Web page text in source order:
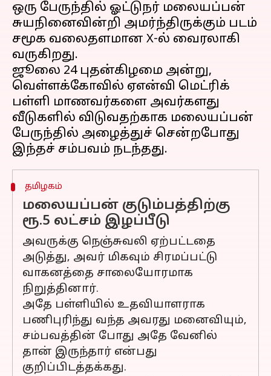
ஒரு பேருந்தில் ஓட்டுநர் மலையப்பன்
சுயநினைவின்றி அமர்ந்திருக்கும் படம்
சமூக வலைதளமான X-ல் வைரலாகி
வருகிறது.
ஜூலை 24 புதன்கிழமை அன்று,
வெள்ளக்கோவில் ஏஎன்வி மெட்ரிக்
பள்ளி மாணவர்களை அவர்களது
வீடுகளில் விடுவதற்காக மலையப்பன்
பேருந்தில் அழைத்துச் சென்றபோது
தமிழகம்
மலையப்பன் குடும்பத்திற்கு
ரூ.5 லட்சம் இழப்பீடு
அவருக்கு நெஞ்சுவலி ஏற்பட்டதை
அடுத்து, அவர் மிகவும் சிரமப்பட்டு
வாகனத்தை சாலையோரமாக
நிறுத்தினார்.
அதே பள்ளியில் உதவியாளராக
பணிபுரிந்து வந்த அவரது மனைவியும்,
சம்பவத்தின் போது அதே வேனில்
தான் இருந்தார் என்பது
குறிப்பிடத்தக்கது.